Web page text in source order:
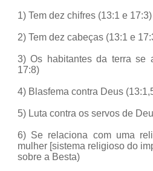
1) Tem dez chifres (13:1 e 17:3)
2) Tem dez cabeças (13:1 e
3) Os habitantes da terra se
17:8)
4) Blasfema contra Deus
5) Luta contra os servos de
6) Se relaciona com uma
mulher [sistema religioso do
sobre a Besta)